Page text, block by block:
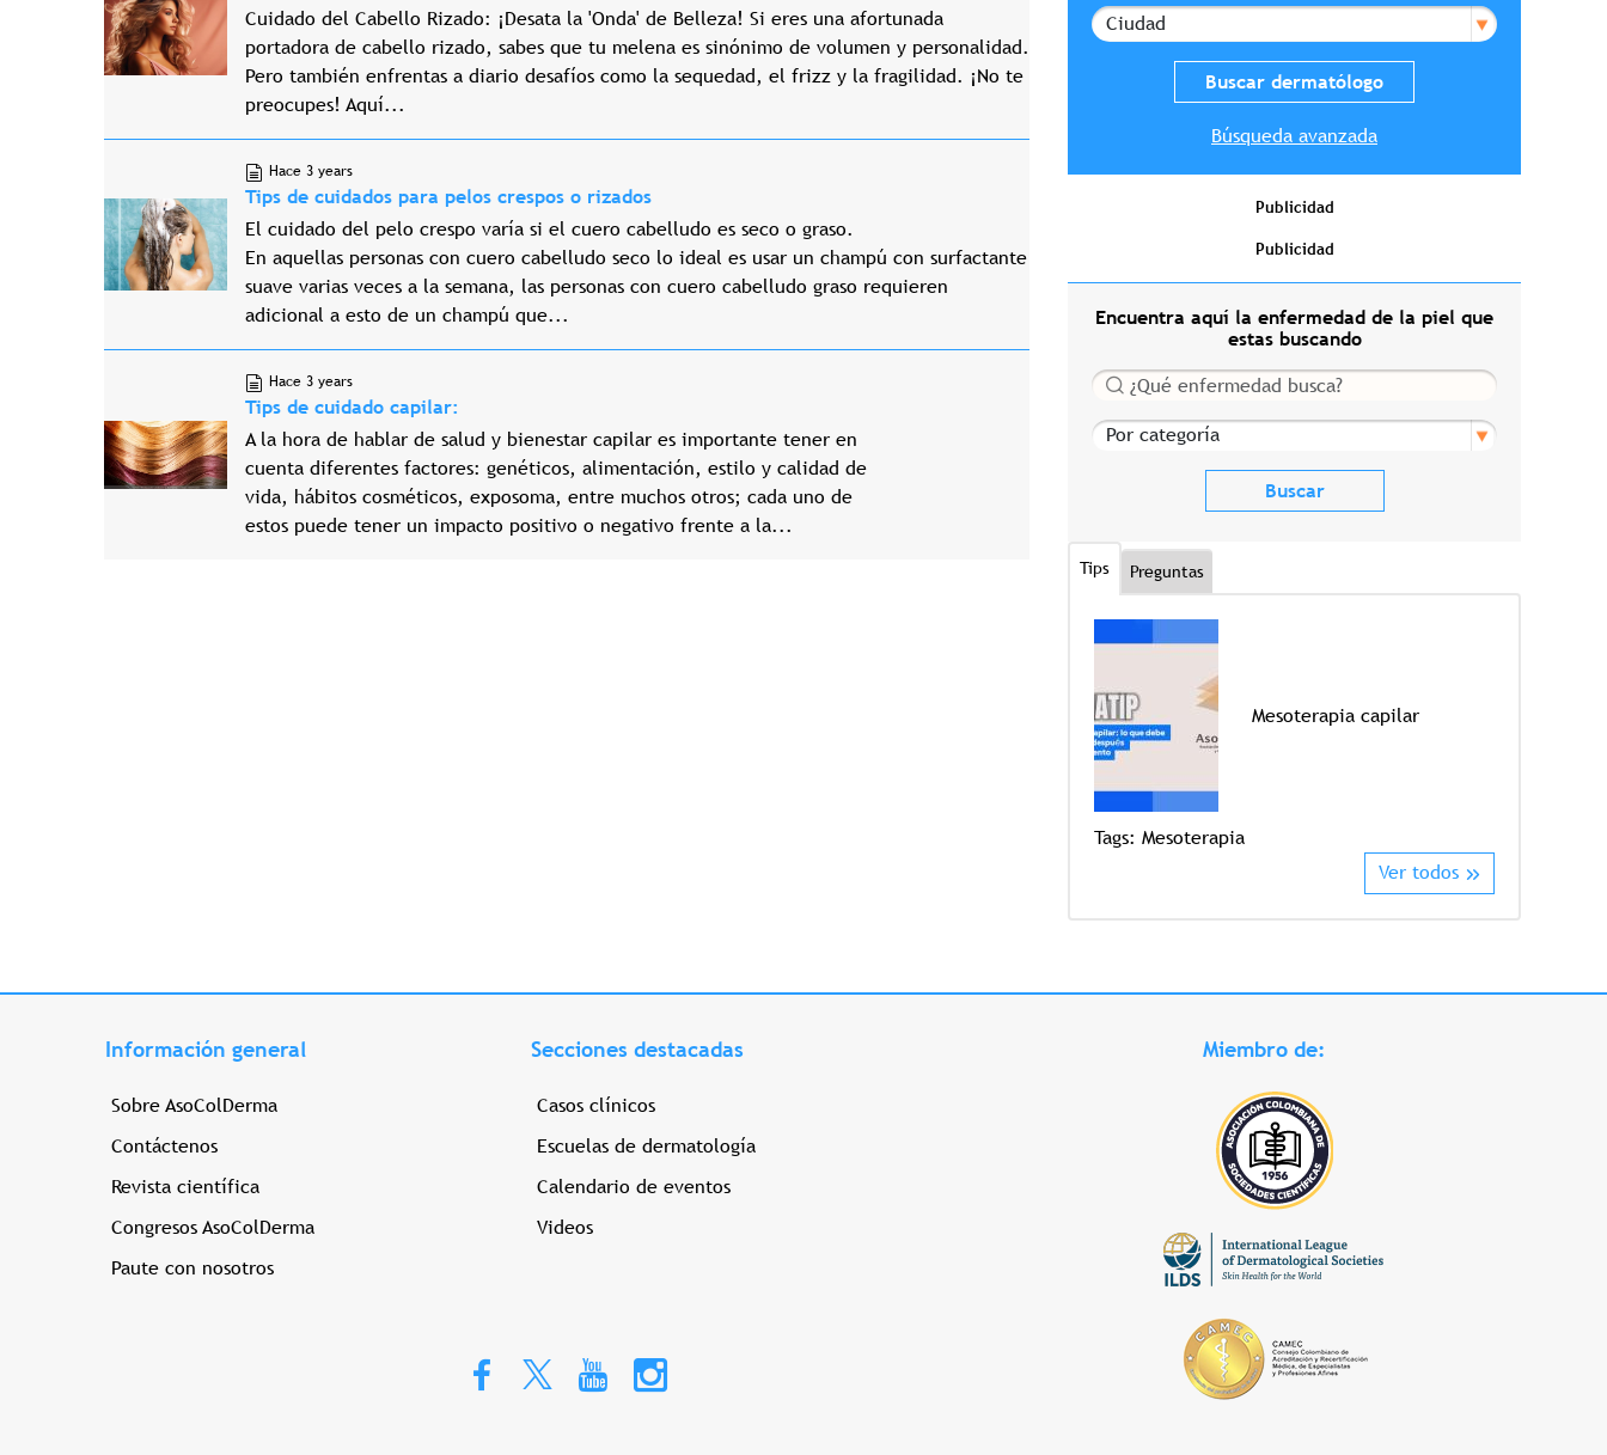
Cuidado del Cabello Rizado: ¡Desata la 'Onda' de Belleza! Si eres una afortunada
portadora de cabello rizado, sabes que tu melena es sinónimo de volumen y personalidad.
Pero también enfrentas a diario desafíos como la sequedad, el frizz y la fragilidad. ¡No te
preocupes! Aquí...
Hace 3 years
Tips de cuidados para pelos crespos o rizados
El cuidado del pelo crespo varía si el cuero cabelludo es seco o graso.
En aquellas personas con cuero cabelludo seco lo ideal es usar un champú con surfactante
suave varias veces a la semana, las personas con cuero cabelludo graso requieren
adicional a esto de un champú que...
Hace 3 years
Tips de cuidado capilar:
A la hora de hablar de salud y bienestar capilar es importante tener en
cuenta diferentes factores: genéticos, alimentación, estilo y calidad de
vida, hábitos cosméticos, exposoma, entre muchos otros; cada uno de
estos puede tener un impacto positivo o negativo frente a la...
Ciudad
Búsqueda avanzada
Publicidad
Publicidad
Encuentra aquí la enfermedad de la piel que
estas buscando
Buscar
Por categoría
Tips Preguntas
Mesoterapia capilar
Tags: Mesoterapia
Ver todos
Información general
Sobre AsoColDerma
Contáctenos
Revista científica
Congresos AsoColDerma
Paute con nosotros
Secciones destacadas
Casos clínicos
Escuelas de dermatología
Calendario de eventos
Videos
Miembro de: